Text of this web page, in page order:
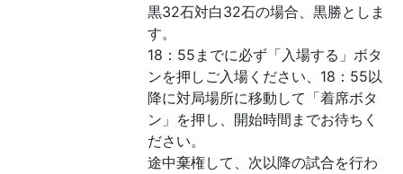
黒32石対白32石の場合、黒勝としま
す。
18：55までに必ず「入場する」ボタ
ンを押しご入場ください、18：55以
降に対局場所に移動して「着席ボタ
ン」を押し、開始時間までお待ちく
ださい。
途中棄権して、次以降の試合を行わ